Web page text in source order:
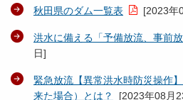
秋田県のダム一覧表 [2023年
洪水に備える「予備放流、事前
日]
緊急放流【異常洪水時防災操作
来た場合）とは？
[2023年08月